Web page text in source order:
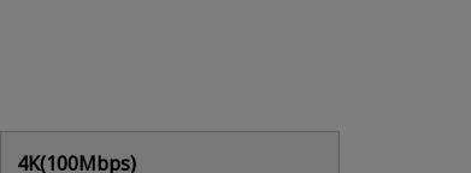
4K(100Mbps)